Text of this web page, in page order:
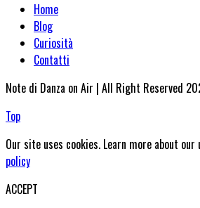
Home
Blog
Curiosità
Contatti
Note di Danza on Air | All Right Reserved
Top
Our site uses cookies. Learn more about our
policy
ACCEPT